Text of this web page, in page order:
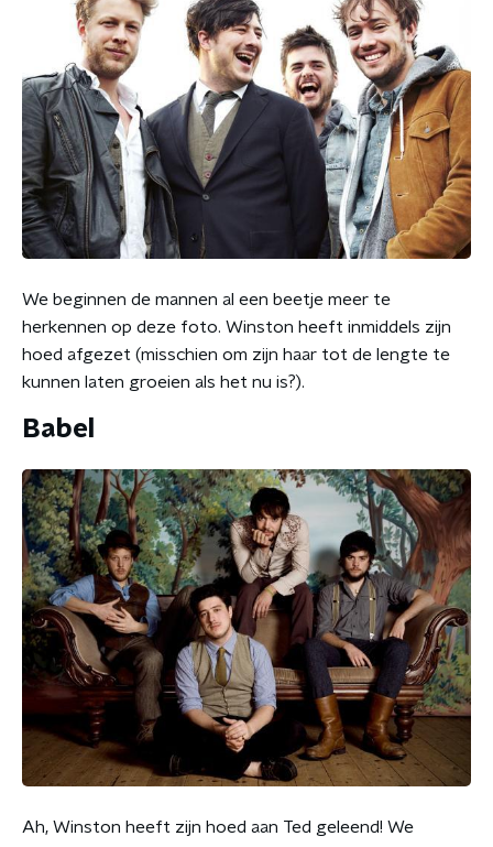
We beginnen de mannen al een beetje meer te
herkennen op deze foto. Winston heeft inmiddels zijn
hoed afgezet (misschien om zijn haar tot de lengte te
kunnen laten groeien als het nu is?).
Babel
Ah, Winston heeft zijn hoed aan Ted geleend! We